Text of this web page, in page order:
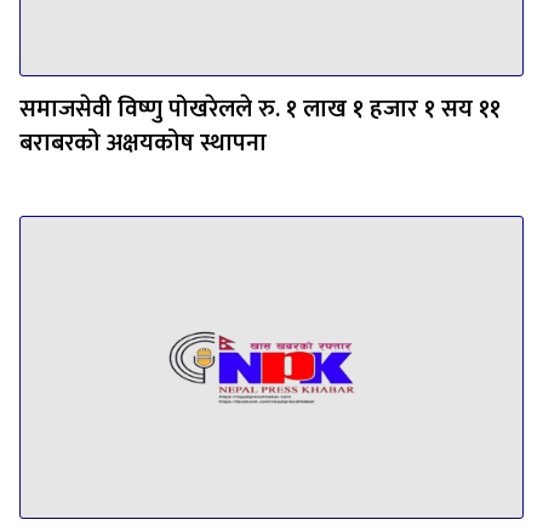
समाजसेवी विष्णु पोखरेलले रु. १ लाख १ हजार १ सय ११
बराबरको अक्षयकोष स्थापना